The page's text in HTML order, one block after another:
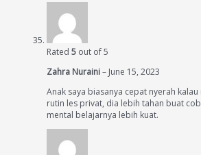
Rated 5 out of 5
Zahra Nuraini– June 15, 2023
Anak saya biasanya cepat nyerah
rutin les privat, dia lebih tahan buat
mental belajarnya lebih kuat.